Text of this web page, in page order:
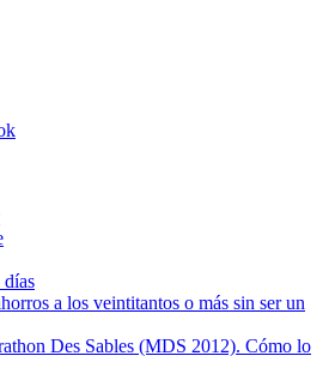
días
a los veintitantos o más sin ser un
Des Sables (MDS 2012). Cómo lo